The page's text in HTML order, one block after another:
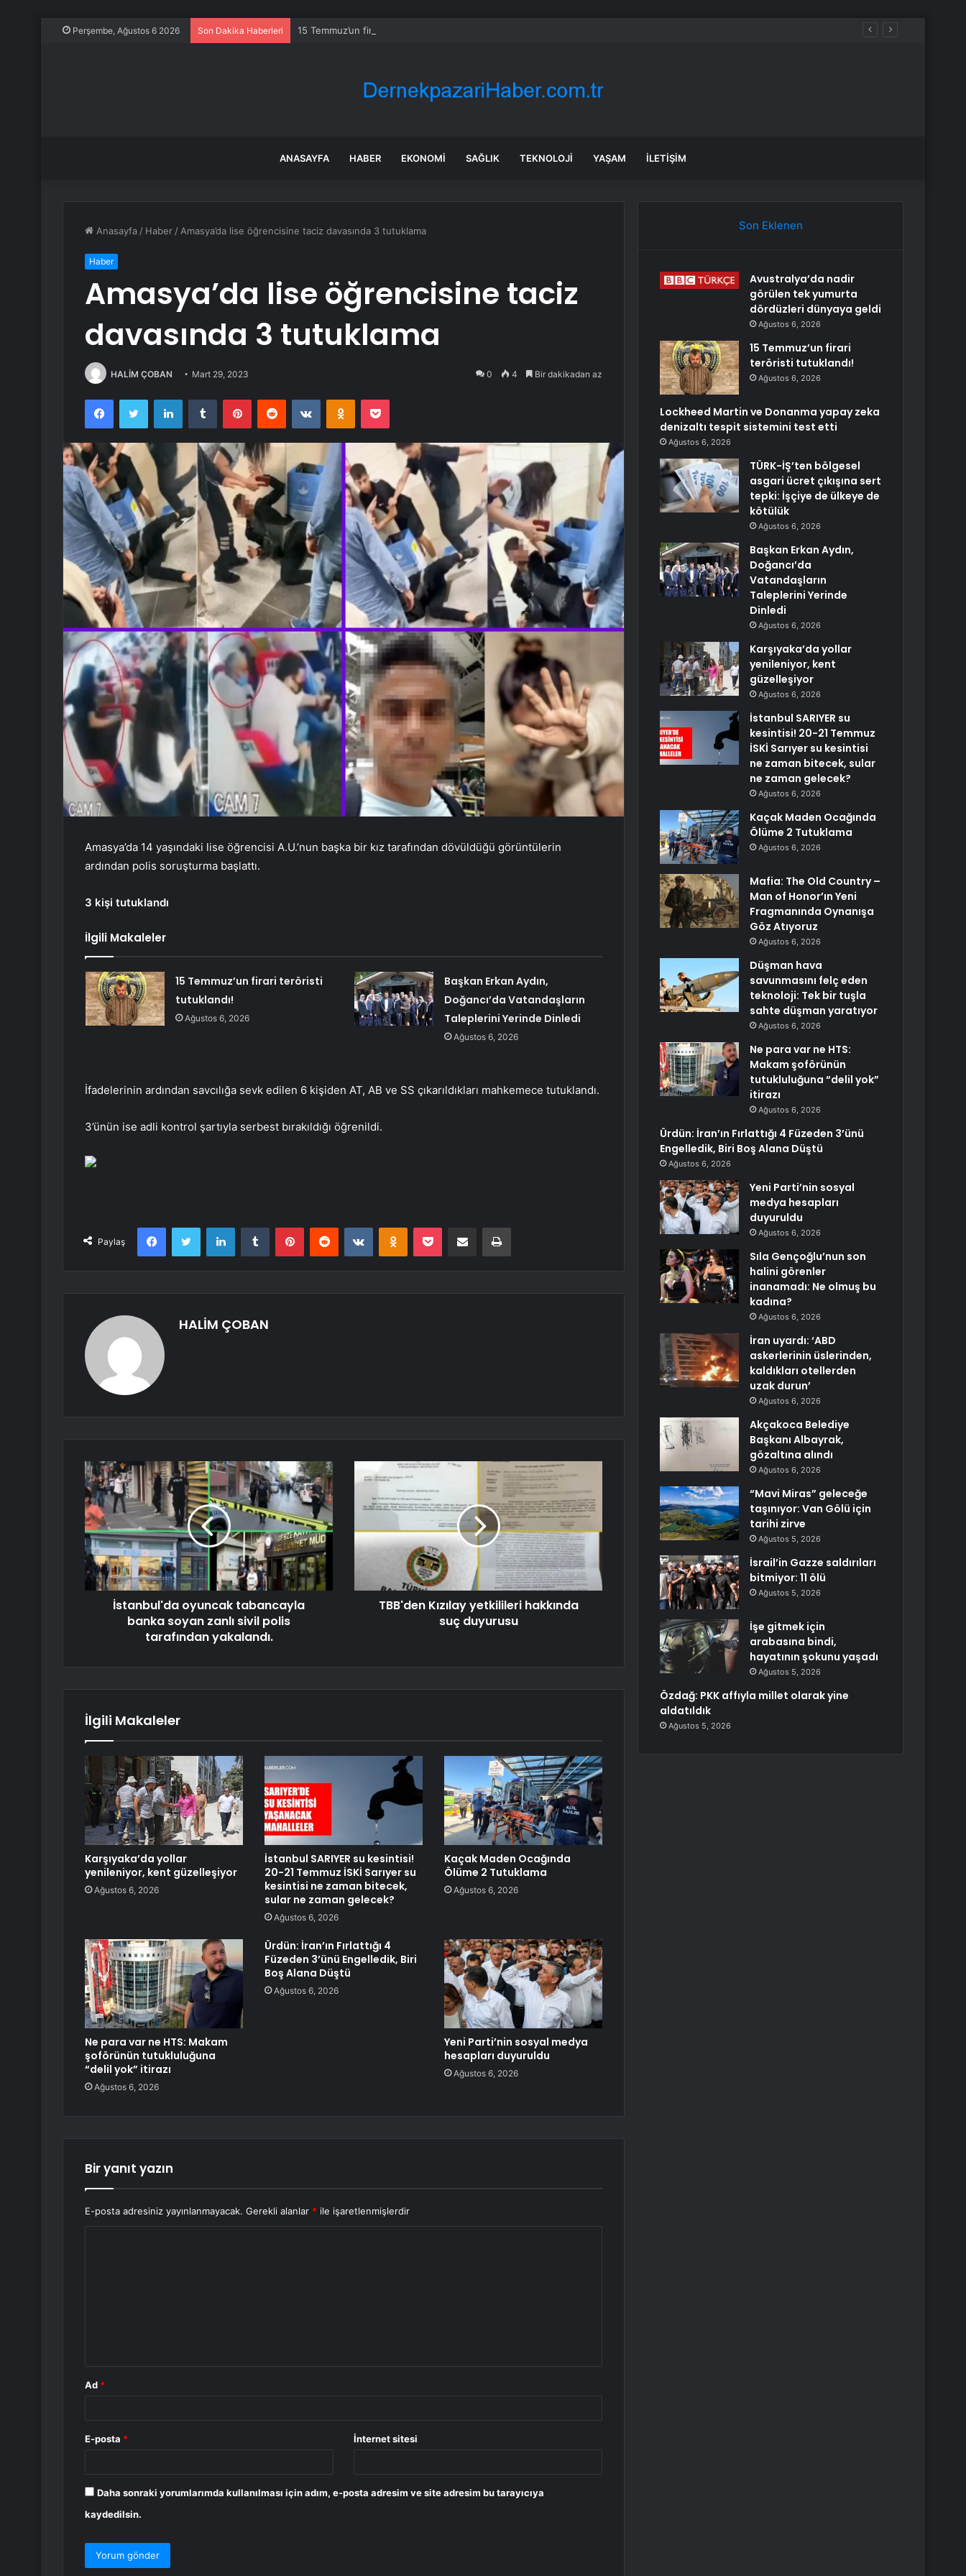
Perşembe, Ağustos 6 2026 Son Dakika Haberleri 15 Temmuz’un firari teröristi tutuklandı!
ANASAYFA HABER EKONOMI SAĞLIK TEKNOLOJI YAŞAM İLETIŞIM
Anasayfa / Haber / Amasya’da lise öğrencisine taciz davasında 3 tutuklama
Haber
Amasya’da lise öğrencisine taciz
davasında 3 tutuklama
HALİM ÇOBAN Mart 29, 2023 0 4 Bir dakikadan az
FacebookTwitter LinkedInTumblr PinterestReddit VKontakteOdnoklassniki
Pocket
Amasya’da 14 yaşındaki lise öğrencisi A.U.’nun başka bir kız tarafından dövüldüğü görüntülerin
ardından polis soruşturma başlattı.
3 kişi tutuklandı
İlgili Makaleler
15 Temmuz’un firari teröristi
tutuklandı!
Ağustos 6, 2026
Başkan Erkan Aydın,
Doğancı’da Vatandaşların
Taleplerini Yerinde Dinledi
Ağustos 6, 2026
İfadelerinin ardından savcılığa sevk edilen 6 kişiden AT, AB ve SS çıkarıldıkları mahkemece tutuklandı.
3’ünün ise adli kontrol şartıyla serbest bırakıldığı öğrenildi.
Paylaş
FacebookTwitter LinkedInTumblr PinterestReddit VKontakteOdnoklassniki
Pocket E-Posta ile paylaş Yazdır
HALİM ÇOBAN
İstanbul'da oyuncak tabancayla
banka soyan zanlı sivil polis
tarafından yakalandı.
TBB'den Kızılay yetkilileri hakkında
suç duyurusu
İlgili Makaleler
Karşıyaka’da yollar
yenileniyor, kent güzelleşiyor
Ağustos 6, 2026
İstanbul SARIYER su kesintisi!
20-21 Temmuz İSKİ Sarıyer su
kesintisi ne zaman bitecek,
sular ne zaman gelecek?
Ağustos 6, 2026
Kaçak Maden Ocağında
Ölüme 2 Tutuklama
Ağustos 6, 2026
Ne para var ne HTS: Makam
şoförünün tutukluluğuna
“delil yok” itirazı
Ağustos 6, 2026
Ürdün: İran’ın Fırlattığı 4
Füzeden 3’ünü Engelledik, Biri
Boş Alana Düştü
Ağustos 6, 2026
Yeni Parti’nin sosyal medya
hesapları duyuruldu
Ağustos 6, 2026
Bir yanıt yazın
E-posta adresiniz yayınlanmayacak. Gerekli alanlar * ile işaretlenmişlerdir
Ad *
E-posta * İnternet sitesi
Daha sonraki yorumlarımda kullanılması için adım, e-posta adresim ve site adresim bu tarayıcıya
kaydedilsin.
Son Eklenen
Avustralya’da nadir
görülen tek yumurta
dördüzleri dünyaya geldi
Ağustos 6, 2026
15 Temmuz’un firari
teröristi tutuklandı!
Ağustos 6, 2026
Lockheed Martin ve Donanma yapay zeka
denizaltı tespit sistemini test etti
Ağustos 6, 2026
TÜRK-İŞ’ten bölgesel
asgari ücret çıkışına sert
tepki: İşçiye de ülkeye de
kötülük
Ağustos 6, 2026
Başkan Erkan Aydın,
Doğancı’da
Vatandaşların
Taleplerini Yerinde
Dinledi
Ağustos 6, 2026
Karşıyaka’da yollar
yenileniyor, kent
güzelleşiyor
Ağustos 6, 2026
İstanbul SARIYER su
kesintisi! 20-21 Temmuz
İSKİ Sarıyer su kesintisi
ne zaman bitecek, sular
ne zaman gelecek?
Ağustos 6, 2026
Kaçak Maden Ocağında
Ölüme 2 Tutuklama
Ağustos 6, 2026
Mafia: The Old Country –
Man of Honor’ın Yeni
Fragmanında Oynanışa
Göz Atıyoruz
Ağustos 6, 2026
Düşman hava
savunmasını felç eden
teknoloji: Tek bir tuşla
sahte düşman yaratıyor
Ağustos 6, 2026
Ne para var ne HTS:
Makam şoförünün
tutukluluğuna “delil yok”
itirazı
Ağustos 6, 2026
Ürdün: İran’ın Fırlattığı 4 Füzeden 3’ünü
Engelledik, Biri Boş Alana Düştü
Ağustos 6, 2026
Yeni Parti’nin sosyal
medya hesapları
duyuruldu
Ağustos 6, 2026
Sıla Gençoğlu’nun son
halini görenler
inanamadı: Ne olmuş bu
kadına?
Ağustos 6, 2026
İran uyardı: ‘ABD
askerlerinin üslerinden,
kaldıkları otellerden
uzak durun’
Ağustos 6, 2026
Akçakoca Belediye
Başkanı Albayrak,
gözaltına alındı
Ağustos 6, 2026
“Mavi Miras” geleceğe
taşınıyor: Van Gölü için
tarihi zirve
Ağustos 5, 2026
İsrail’in Gazze saldırıları
bitmiyor: 11 ölü
Ağustos 5, 2026
İşe gitmek için
arabasına bindi,
hayatının şokunu yaşadı
Ağustos 5, 2026
Özdağ: PKK affıyla millet olarak yine
aldatıldık
Ağustos 5, 2026